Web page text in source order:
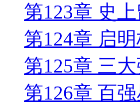
第123章 史
第124章 启
第125章 三
第126章 百